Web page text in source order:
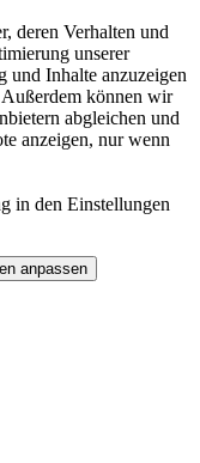
deren Verhalten und
unserer
und Inhalte anzuzeigen
können wir
abgleichen und
anzeigen, nur wenn
in den Einstellungen
anpassen